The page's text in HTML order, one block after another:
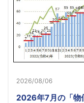
2026/08/06
2026年7月の「物